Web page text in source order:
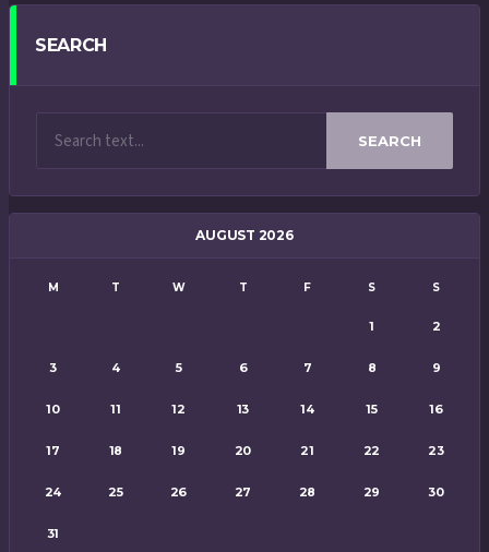
SEARCH
SEARCH
AUGUST 2026
M T W T F S S
1 2
3 4 5 6 7 8 9
10 11 12 13 14 15 16
17 18 19 20 21 22 23
24 25 26 27 28 29 30
31